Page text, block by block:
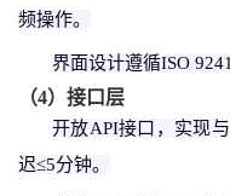
频操作。
界面设计遵循ISO
（4） 接口层
开放API接口，实现
迟≤5分钟。